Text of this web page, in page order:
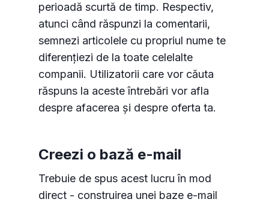
perioadă scurtă de timp. Respectiv,
atunci când răspunzi la comentarii,
semnezi articolele cu propriul nume te
diferențiezi de la toate celelalte
companii. Utilizatorii care vor căuta
răspuns la aceste întrebări vor afla
despre afacerea și despre oferta ta.
Creezi o bază e-mail
Trebuie de spus acest lucru în mod
direct - construirea unei baze e-mail